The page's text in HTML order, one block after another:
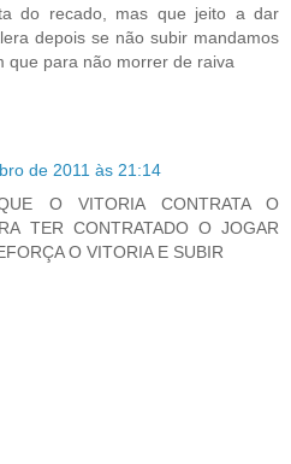
do recado, mas que jeito a dar
depois se não subir mandamos
que para não morrer de raiva
de 2011 às 21:14
O VITORIA CONTRATA O
TER CONTRATADO O JOGAR
O VITORIA E SUBIR